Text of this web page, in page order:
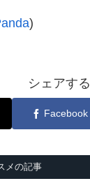
)
シェアする
Facebook
メの記事